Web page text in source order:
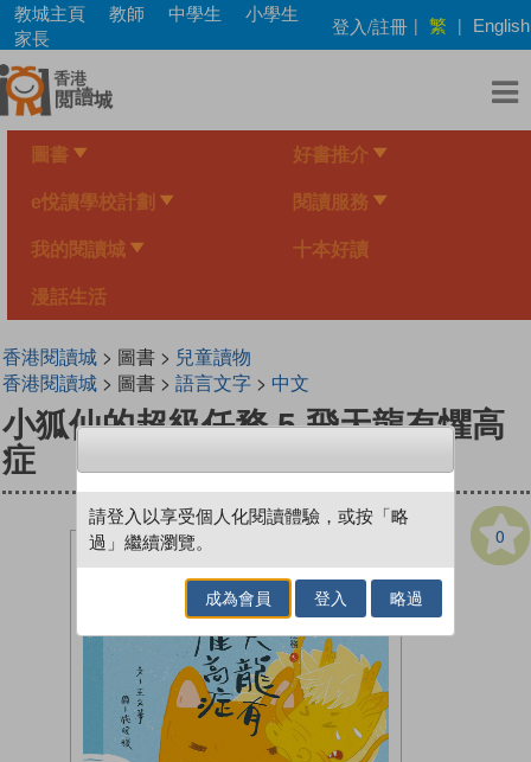
Skip
main
content
教城主頁 教師 中學生
小學生
家長
登入/註冊 | 繁 | English
圖書 好書推介
e悅讀學校計劃 閱讀服務
我的閱讀城 十本好讀
漫話生活
香港閱讀城> 圖書 > 兒童讀物
香港閱讀城> 圖書 > 語言文字> 中文
小狐仙的超級任務 5 飛天龍有懼高
症
0
請登入以享受個人化閱讀體驗，或按「略
過」繼續瀏覽。
成為會員 登入 略過